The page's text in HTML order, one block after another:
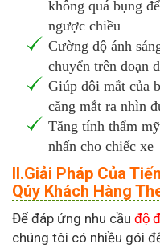
không quá bụng
ngược chiều
Cường độ ánh
chuyển trên đoạn
Giúp đôi mắt của
căng mắt ra nhìn
Tăng tính thẩm
nhấn cho chiếc xe
II.Giải Pháp Của
Qúy Khách Hàng
Để đáp ứng nhu cầu độ
chúng tôi có nhiều gói